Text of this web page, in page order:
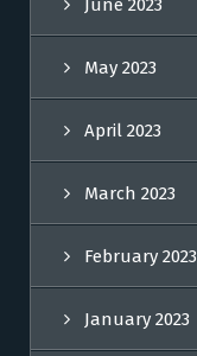
June 2023
May 2023
April 2023
March 2023
February 2023
January 2023